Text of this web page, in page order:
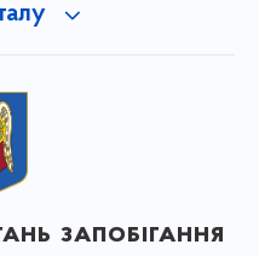
запобігання